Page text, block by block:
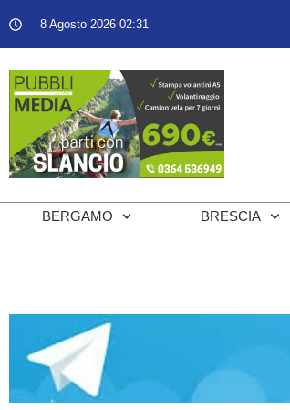
8 Agosto 2026 02:31
BERGAMO BRESCIA